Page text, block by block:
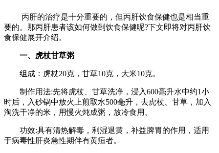
丙肝的治疗是十分重要的，但丙肝饮食保健也是相当重
要的。那丙肝患者该如何做到饮食保健呢?下文即将对丙肝饮
食保健展开介绍。
一、虎杖甘草粥
组成：虎杖20克，甘草10克，大米10克。
制作用法:先将虎杖、甘草洗净，浸入600毫升水中约1小
时后，入砂锅中放火上煎取水500毫升，去虎杖、甘草，加入
淘洗干净的米，用慢火炖成粥，放冷食用。
功效:具有清热解毒，利湿退黄，补益脾胃的作用，适用
于病毒性肝炎急性期伴有黄疸者。